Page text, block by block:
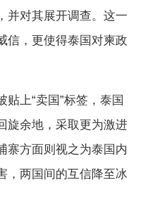
并对其展开调查。这一
信，更使得泰国对柬政
上“卖国”标签，泰国
旋余地，采取更为激进
寨方面则视之为泰国内
，两国间的互信降至冰